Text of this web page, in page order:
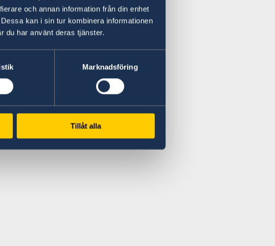
och annan information från din enhet
kan i sin tur kombinera informationen
du har använt deras tjänster.
Marknadsföring
Tillåt alla